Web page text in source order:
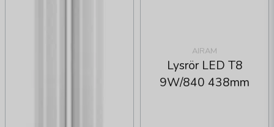
AIRAM
Lysrör LED T8
9W/840 438mm